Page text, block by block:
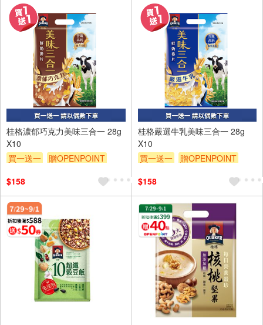
桂格濃郁巧克力美味三合一 28g
X10
買一送一
贈OPENPOINT
$158
桂格嚴選牛乳美味三合一 28g
X10
買一送一
贈OPENPOINT
$158